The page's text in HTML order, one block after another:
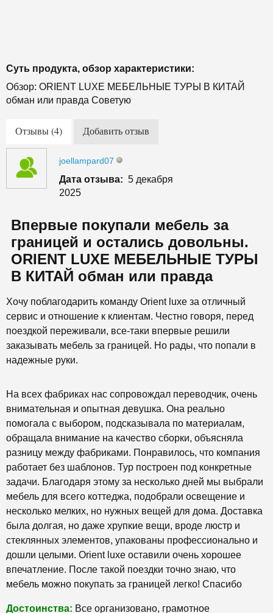
Суть продукта, обзор характеристики:
Обзор: ORIENT LUXE МЕБЕЛЬНЫЕ ТУРЫ В КИТАЙ
обман или правда Советую
Отзывы (4) Добавить отзыв
joellampard07
Дата отзыва: 5 декабря
2025
Впервые покупали мебель за
границей и остались довольны.
ORIENT LUXE МЕБЕЛЬНЫЕ ТУРЫ
В КИТАЙ обман или правда
Хочу поблагодарить команду Orient luxe за отличный
сервис и отношение к клиентам. Честно говоря, перед
поездкой переживали, все-таки впервые решили
заказывать мебель за границей. Но рады, что попали в
надежные руки.
На всех фабриках нас сопровождал переводчик, очень
внимательная и опытная девушка. Она реально
помогала с выбором, подсказывала по материалам,
обращала внимание на качество сборки, объясняла
разницу между фабриками. Понравилось, что компания
работает без шаблонов. Тур построен под конкретные
задачи. Благодаря этому за несколько дней мы выбрали
мебель для всего коттеджа, подобрали освещение и
несколько мелких, но нужных вещей для дома. Доставка
была долгая, но даже хрупкие вещи, вроде люстр и
стеклянных элементов, упакованы профессионально и
дошли целыми. Orient luxe оставили очень хорошее
впечатление. После такой поездки точно знаю, что
мебель можно покупать за границей легко! Спасибо
Достоинства: Все организовано, грамотное